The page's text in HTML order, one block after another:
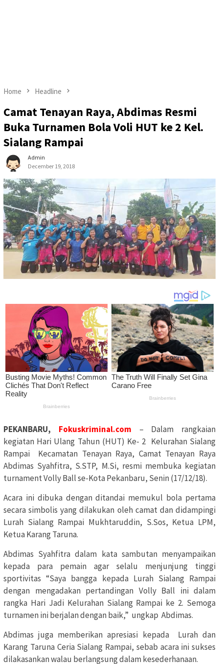
Home Headline
Camat Tenayan Raya, Abdimas Resmi
Buka Turnamen Bola Voli HUT ke 2 Kel.
Sialang Rampai
Admin
December 19, 2018
PEKANBARU, Fokuskriminal.com – Dalam rangkaian
kegiatan Hari Ulang Tahun (HUT) Ke- 2 Kelurahan Sialang
Rampai Kecamatan Tenayan Raya, Camat Tenayan Raya
Abdimas Syahfitra, S.STP, M.Si, resmi membuka kegiatan
turnament Volly Ball se-Kota Pekanbaru, Senin (17/12/18).
Acara ini dibuka dengan ditandai memukul bola pertama
secara simbolis yang dilakukan oleh camat dan didampingi
Lurah Sialang Rampai Mukhtaruddin, S.Sos, Ketua LPM,
Ketua Karang Taruna.
Abdimas Syahfitra dalam kata sambutan menyampaikan
kepada para pemain agar selalu menjunjung tinggi
sportivitas “Saya bangga kepada Lurah Sialang Rampai
dengan mengadakan pertandingan Volly Ball ini dalam
rangka Hari Jadi Kelurahan Sialang Rampai ke 2. Semoga
turnamen ini berjalan dengan baik,” ungkap Abdimas.
Abdimas juga memberikan apresiasi kepada Lurah dan
Karang Taruna Ceria Sialang Rampai, sebab acara ini sukses
dilakasankan walau berlangsung dalam kesederhanaan.